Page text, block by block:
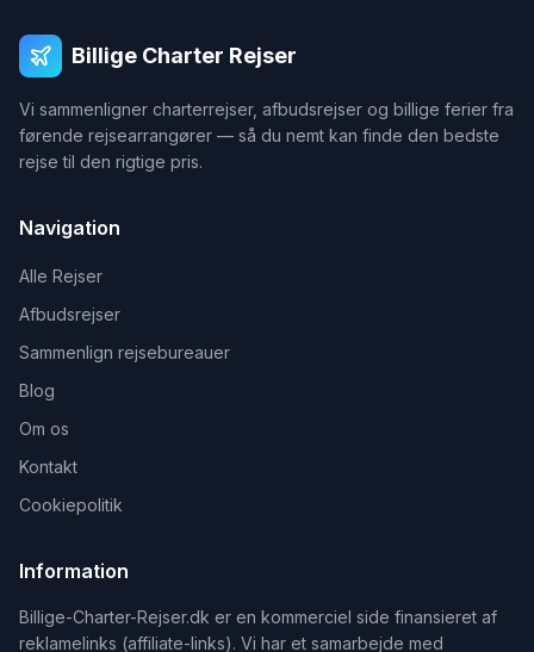
Billige Charter Rejser
Vi sammenligner charterrejser, afbudsrejser og billige ferier fra
førende rejsearrangører — så du nemt kan finde den bedste
rejse til den rigtige pris.
Navigation
Alle Rejser
Afbudsrejser
Sammenlign rejsebureauer
Blog
Om os
Kontakt
Cookiepolitik
Information
Billige-Charter-Rejser.dk er en kommerciel side finansieret af
reklamelinks (affiliate-links). Vi har et samarbejde med